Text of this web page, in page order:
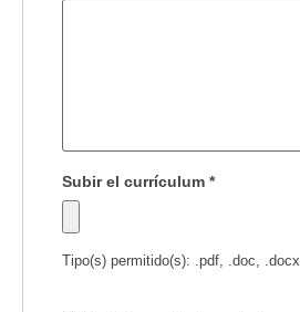
Subir el currículum *
Tipo(s) permitido(s): .pdf, .doc, .docx